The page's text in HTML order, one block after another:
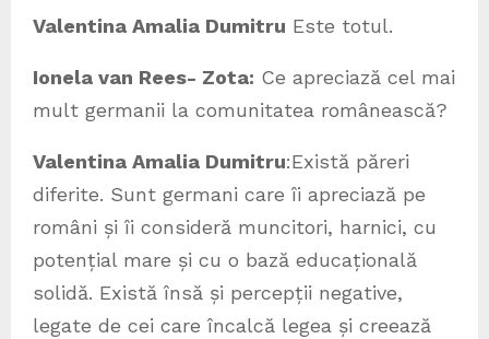
Valentina Amalia Dumitru Este totul.
Ionela van Rees- Zota: Ce apreciază cel mai
mult germanii la comunitatea românească?
Valentina Amalia Dumitru:Există păreri
diferite. Sunt germani care îi apreciază pe
români și îi consideră muncitori, harnici, cu
potențial mare și cu o bază educațională
solidă. Există însă și percepții negative,
legate de cei care încalcă legea și creează